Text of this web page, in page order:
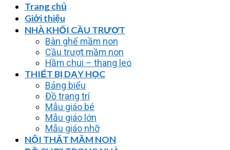
Trang chủ
Giới thiệu
NHÀ KHỐI CẦU TRƯỢT
Bàn ghế mầm non
Cầu trượt mầm non
Hầm chui – thang leo
THIẾT BỊ DẠY HỌC
Bảng biểu
Đồ trang trí
Mẫu giáo bé
Mẫu giáo lớn
Mẫu giáo nhỡ
NỘI THẤT MẦM NON